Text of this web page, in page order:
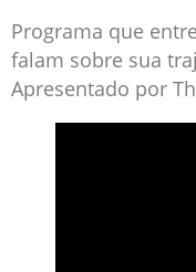
Programa que
falam sobre sua
Apresentado por